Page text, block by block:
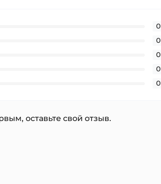
0
0
0
0
0
оставьте свой отзыв.